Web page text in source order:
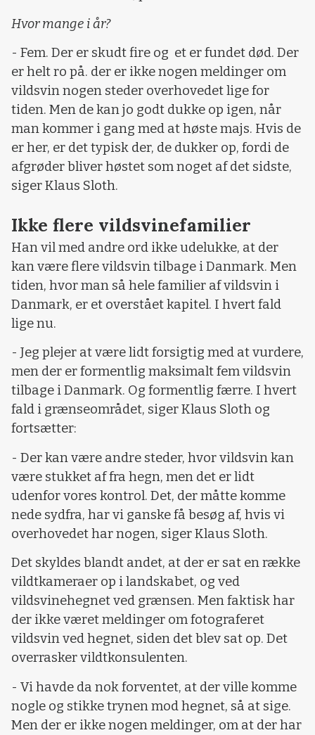
Hvor mange i år?
- Fem. Der er skudt fire og et er fundet død. Der
er helt ro på. der er ikke nogen meldinger om
vildsvin nogen steder overhovedet lige for
tiden. Men de kan jo godt dukke op igen, når
man kommer i gang med at høste majs. Hvis de
er her, er det typisk der, de dukker op, fordi de
afgrøder bliver høstet som noget af det sidste,
siger Klaus Sloth.
Ikke flere vildsvinefamilier
Han vil med andre ord ikke udelukke, at der
kan være flere vildsvin tilbage i Danmark. Men
tiden, hvor man så hele familier af vildsvin i
Danmark, er et overstået kapitel. I hvert fald
lige nu.
- Jeg plejer at være lidt forsigtig med at vurdere,
men der er formentlig maksimalt fem vildsvin
tilbage i Danmark. Og formentlig færre. I hvert
fald i grænseområdet, siger Klaus Sloth og
fortsætter:
- Der kan være andre steder, hvor vildsvin kan
være stukket af fra hegn, men det er lidt
udenfor vores kontrol. Det, der måtte komme
nede sydfra, har vi ganske få besøg af, hvis vi
overhovedet har nogen, siger Klaus Sloth.
Det skyldes blandt andet, at der er sat en række
vildtkameraer op i landskabet, og ved
vildsvinehegnet ved grænsen. Men faktisk har
der ikke været meldinger om fotograferet
vildsvin ved hegnet, siden det blev sat op. Det
overrasker vildtkonsulenten.
- Vi havde da nok forventet, at der ville komme
nogle og stikke trynen mod hegnet, så at sige.
Men der er ikke nogen meldinger, om at der har